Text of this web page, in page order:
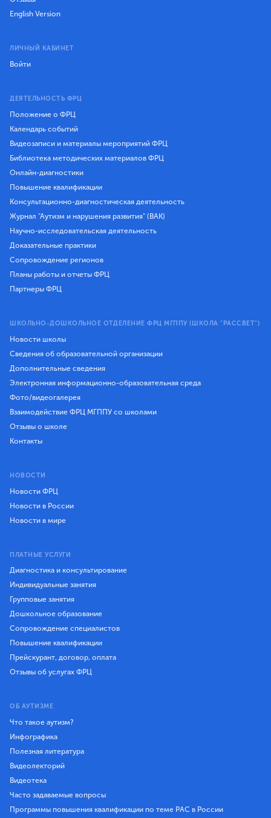
English Version
ЛИЧНЫЙ КАБИНЕТ
Войти
ДЕЯТЕЛЬНОСТЬ ФРЦ
Положение о ФРЦ
Календарь событий
Видеозаписи и материалы мероприятий ФРЦ
Библиотека методических материалов ФРЦ
Онлайн-диагностики
Повышение квалификации
Консультационно-диагностическая деятельность
Журнал "Аутизм и нарушения развития" (ВАК)
Научно-исследовательская деятельность
Доказательные практики
Сопровождение регионов
Планы работы и отчеты ФРЦ
Партнеры ФРЦ
ШКОЛЬНО-ДОШКОЛЬНОЕ ОТДЕЛЕНИЕ ФРЦ МГППУ (ШКОЛА "РАССВЕТ")
Новости школы
Сведения об образовательной организации
Дополнительные сведения
Электронная информационно-образовательная среда
Фото/видеогалерея
Взаимодействие ФРЦ МГППУ со школами
Отзывы о школе
Контакты
НОВОСТИ
Новости ФРЦ
Новости в России
Новости в мире
ПЛАТНЫЕ УСЛУГИ
Диагностика и консультирование
Индивидуальные занятия
Групповые занятия
Дошкольное образование
Сопровождение специалистов
Повышение квалификации
Прейскурант, договор, оплата
Отзывы об услугах ФРЦ
ОБ АУТИЗМЕ
Что такое аутизм?
Инфографика
Полезная литература
Видеолекторий
Видеотека
Часто задаваемые вопросы
Программы повышения квалификации по теме РАС в России